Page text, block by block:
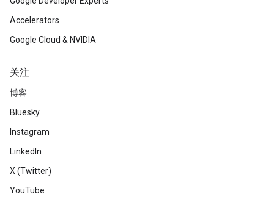
Accelerators
Google Cloud & NVIDIA
关注
博客
Bluesky
Instagram
LinkedIn
X (Twitter)
YouTube